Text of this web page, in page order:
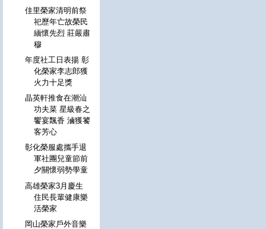
佳里榮家清明前祭
祀歷年亡故榮民
緬懷先烈 莊嚴肅
穆
年度社工日表揚 彰
化榮家李志郎獲
火力十足獎
晶英軒推食在潮汕
功夫菜 星級春之
饗宴飄香 滷獲饕
客芳心
彰化榮服處攜手退
軍社團兒童節前
夕關懷弱勢學童
高雄榮家3月慶生
住民長輩健康樂
活榮家
岡山榮家戶外音樂